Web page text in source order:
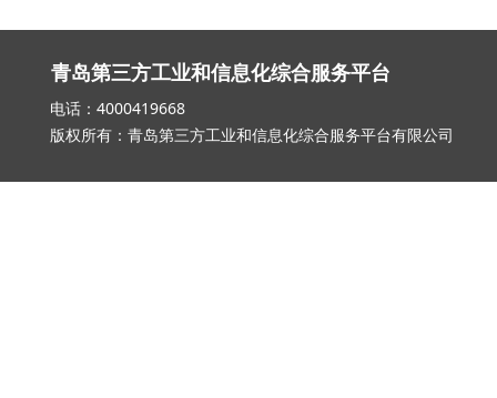
青岛第三方工业和信息化综合服务平台
电话：4000419668 邮箱：
版权所有：青岛第三方工业和信息化综合服务平台有